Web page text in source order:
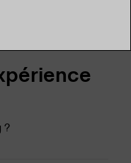
?